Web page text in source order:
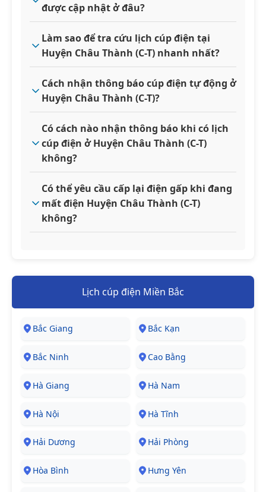
được cập nhật ở đâu?
Làm sao để tra cứu lịch cúp điện tại
Huyện Châu Thành (C-T) nhanh nhất?
Cách nhận thông báo cúp điện tự động ở
Huyện Châu Thành (C-T)?
Có cách nào nhận thông báo khi có lịch
cúp điện ở Huyện Châu Thành (C-T)
không?
Có thể yêu cầu cấp lại điện gấp khi đang
mất điện Huyện Châu Thành (C-T)
không?
Lịch cúp điện Miền Bắc
Bắc Giang Bắc Kạn
Bắc Ninh Cao Bằng
Hà Giang Hà Nam
Hà Nội Hà Tĩnh
Hải Dương Hải Phòng
Hòa Bình Hưng Yên